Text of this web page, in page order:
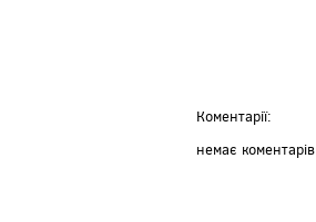
Коментарії:
немає коментарів